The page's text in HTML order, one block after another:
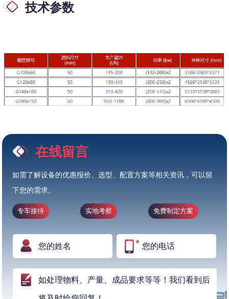
技术参数
在线留言
如需了解设备的优惠报价、选型、配置方案等相关资讯，可以留
下您的需求。
专车接待 实地考察 免费制定方案